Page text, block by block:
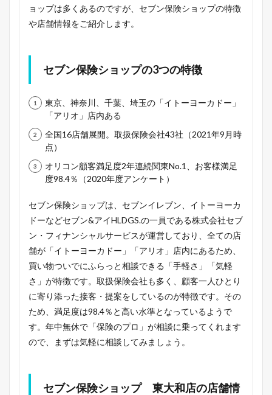
ョップは多くあるのですが、セブン保険ショップの特徴
や店舗情報をご紹介します。
セブン保険ショップの3つの特徴
東京、神奈川、千葉、埼玉の「イトーヨーカドー」
「アリオ」店内ある
全国16店舗展開。取扱保険会社43社（2021年9月時
点）
オリコン顧客満足度2年連続関東No.1、お客様満足
度98.4％（2020年度アンケート）
セブン保険ショップは、セブンイレブン、イトーヨーカ
ドーなどセブン&アイHLDGS.の一員である株式会社セブ
ン・フィナンシャルサービスが運営しており、全ての店
舗が「イトーヨーカドー」「アリオ」店内にあるため、
買い物ついでにふらっと相談できる「手軽さ」「気軽
さ」が特徴です。取扱保険会社も多く、顧客一人ひとり
に寄り添った接客・提案をしているのが特徴です。その
ため、満足度は98.4％と高い水準となっているようで
す。年中無休で「保険のプロ」が相談に乗ってくれます
ので、まずは気軽に相談してみましょう。
セブン保険ショップ 東大和店の店舗情